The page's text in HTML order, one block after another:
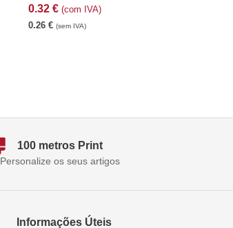
0.32 € (com IVA)
0.26 € (sem IVA)
100 metros Print
Personalize os seus artigos
Informações Úteis